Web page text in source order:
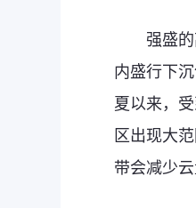
强盛
内盛行下
夏以来，
区出现大
带会减少